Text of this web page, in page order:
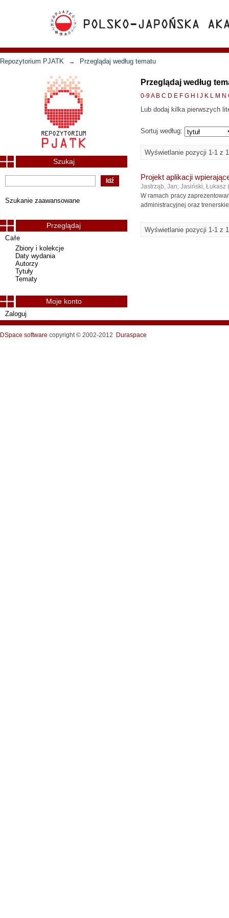
Repozytorium PJATK → Przeglądaj według tematu
Przeglądaj według
0-9A B C D E F G H J K L M N
Lub dodaj kilka pierwszych
Sortuj według:
Wyświetlanie pozycji 1-1 z 1
Projekt aplikacji
Jastrząb, Jan; Jasiński, Łukasz (
W ramach pracy
administracyjnej oraz
Wyświetlanie pozycji 1-1 z 1
Szukaj
Szukanie zaawansowane
Przeglądaj
Całe
Zbiory i kolekcje
Daty wydania
Autorzy
Tytuły
Tematy
Moje konto
Zaloguj
DSpace software copyright © 2002-2012 Duraspace